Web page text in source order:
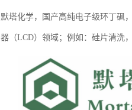
默塔化学，国产高纯电子级环丁砜
器（LCD）领域；例如：硅片清洗